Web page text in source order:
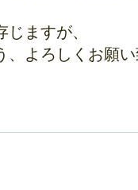
ますが、
、よろしくお願